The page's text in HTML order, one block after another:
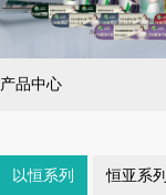
产品中心
以恒系列 恒亚系列